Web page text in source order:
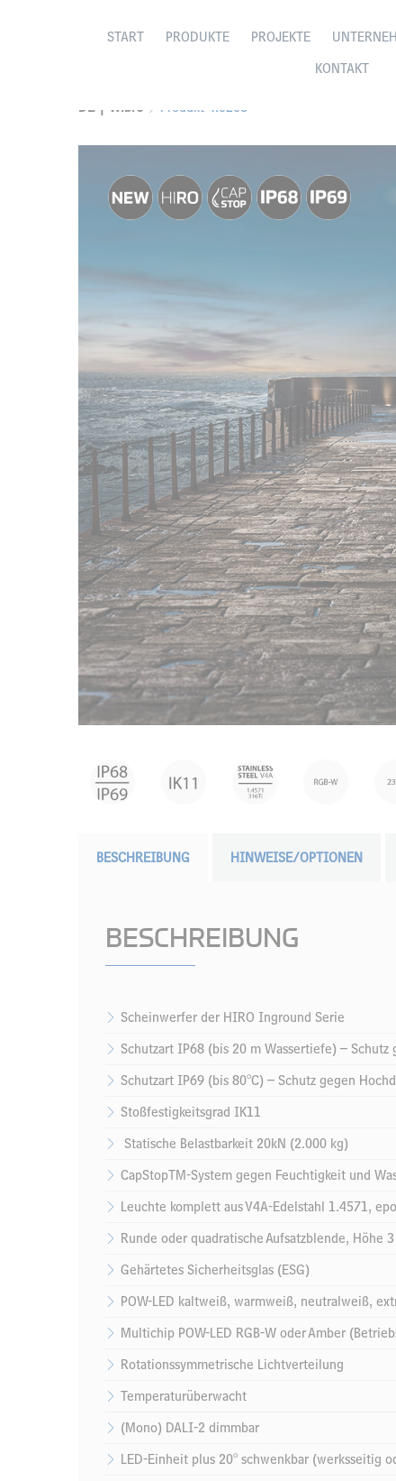
START PRODUKTE PROJEKTE
KONTAKT
DE | Wibre Produkt 4.0208
BESCHREIBUNG HINWEISE/OPTIONEN
BESCHREIBUNG
Scheinwerfer der HIRO Inground Serie
Schutzart IP68 (bis 20 m Wassertiefe) –
Schutzart IP69 (bis 80°C) – Schutz gegen
Stoßfestigkeitsgrad IK11
Statische Belastbarkeit 20kN (2.000 kg)
CapStopTM-System gegen Feuchtigkeit und
Leuchte komplett aus V4A-Edelstahl 1.4571,
Runde oder quadratische Aufsatzblende, Höhe
Gehärtetes Sicherheitsglas (ESG)
POW-LED kaltweiß, warmweiß, neutralweiß,
Multichip POW-LED RGB-W oder Amber
Rotationssymmetrische Lichtverteilung
Temperaturüberwacht
(Mono) DALI-2 dimmbar
LED-Einheit plus 20° schwenkbar (werksseitig